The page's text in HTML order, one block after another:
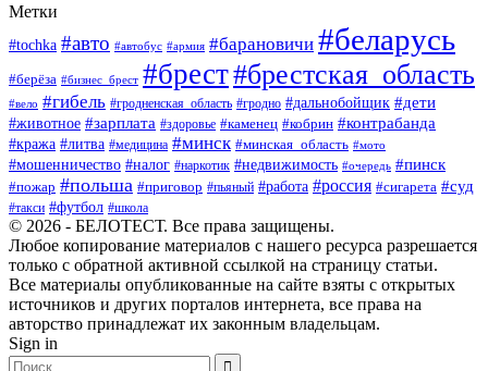
Метки
#tochka #авто #автобус #армия #барановичи #беларусь
#берёза #бизнес_брест #брест#брестская_область
#вело #гибель #гродненская_область #гродно #дальнобойщик #дети
#животное #зарплата #здоровье #каменец #кобрин #контрабанда
#кража #литва #медицина #минск #минская_область #мото
#мошенничество #налог #наркотик #недвижимость #очередь #пинск
#пожар #польша #приговор #пьяный #работа #россия #сигарета #суд
#такси #футбол #школа
© 2026 - БЕЛОТЕСТ. Все права защищены.
Любое копирование материалов с нашего ресурса разрешается
только с обратной активной ссылкой на страницу статьи.
Все материалы опубликованные на сайте взяты с открытых
источников и других порталов интернета, все права на
авторство принадлежат их законным владельцам.
Sign in